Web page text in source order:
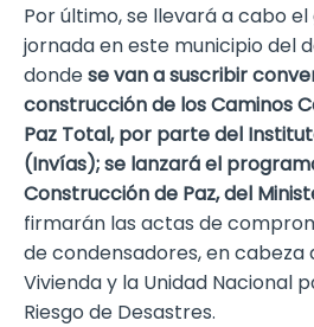
Por último, se llevará a cabo
jornada en este municipio del
dondese van a suscribir
construcción de los Caminos
Paz Total, por parte del
(Invías); se lanzará el
Construcción de Paz, del
firmarán las actas de
de condensadores, en cabeza
Vivienda y la Unidad Nacional
Riesgo de Desastres.